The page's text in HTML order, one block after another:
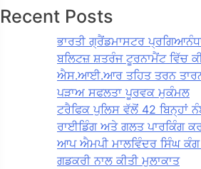
Recent Posts
ਭਾਰਤੀ ਗ੍ਰੈਂਡਮਾਸਟਰ
ਬਲਿਟਜ਼ ਸ਼ਤਰੰਜ ਟੂਰਨਾਮੈਂਟ ਵਿੱਚ
ਐਸ.ਆਈ.ਆਰ ਤਹਿਤ ਤਰਨ
ਪੜਾਅ ਸਫਲਤਾ ਪੂਰਵਕ ਮੁਕੰਮਲ
ਟਰੈਫਿਕ ਪੁਲਿਸ ਵੱਲੋਂ 42 ਬਿਨ੍ਹਾਂ
ਰਾਈਡਿੰਗ ਅਤੇ ਗਲਤ ਪਾਰਕਿੰਗ
ਆਪ ਐਮਪੀ ਮਾਲਵਿੰਦਰ ਸਿੰਘ ਕੰਗ
ਗਡਕਰੀ ਨਾਲ ਕੀਤੀ ਮੁਲਾਕਾਤ